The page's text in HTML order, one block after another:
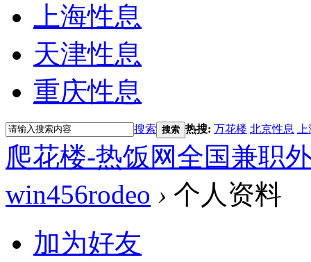
上海性息
天津性息
重庆性息
搜索 搜索 热搜: 万花楼 北京性息
爬花楼-热饭网全国兼职
win456rodeo › 个人资料
加为好友